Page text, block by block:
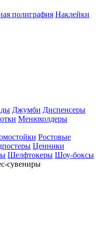
полиграфия Наклейки
Джумби Диспенсеры
Менюхолдеры
Ростовые
Ценники
Шелфтокеры Шоу-боксы
сувениры